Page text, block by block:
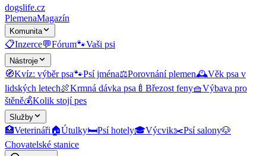
dogslife.cz
PlemenaMagazín
Komunita
📋Inzerce💬Fórum🐾Vaši psi
Nástroje
🧭Kvíz: výběr psa🐾Psí jména⚖️Porovnání plemen🕰️Věk psa v
lidských letech🍖Krmná dávka psa 🍼 Březost feny🧺Výbava pro
štěně💰Kolik stojí pes
Služby
🏥Veterináři🏠Útulky🛏️Psí hotely🎓Výcvik✂️Psí salony🐶
Chovatelské stanice